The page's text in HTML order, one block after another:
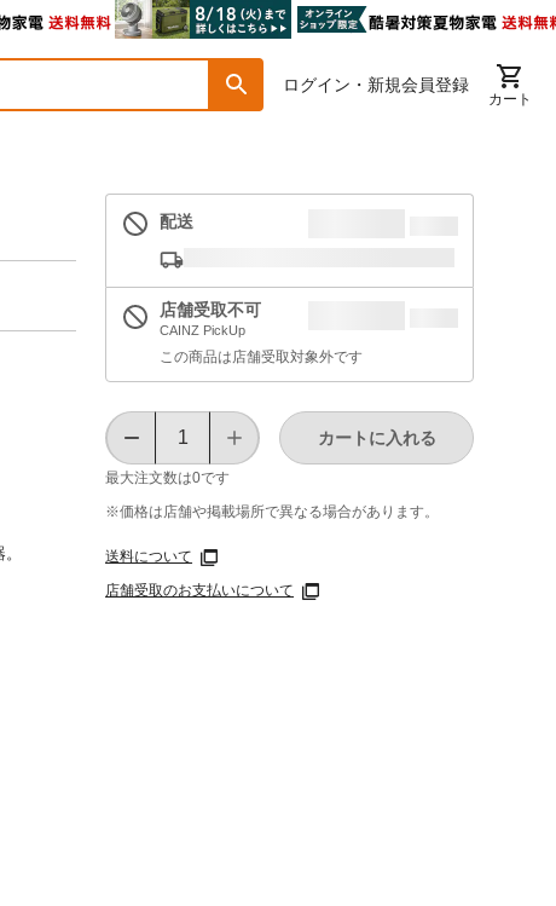
ログイン・新規会員登録
カート
配送
店舗受取不可
CAINZ PickUp
この商品は店舗受取対象外です
最大注文数は0です
カートに入れる
※価格は​店舗や​掲載場所で​異なる​場合が​あります。
送料について
店舗受取のお支払いについて